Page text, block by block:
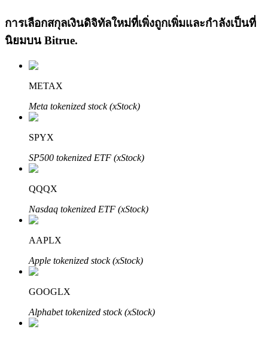
เรียนรู้ Staking
เรียนรู้เกี่ยวกับการสร้างรายได้แบบพาสซีฟ
การเลือกสกุลเงินดิจิทัลใหม่ที่เพิ่งถูกเพิ่มและกำลังเป็นที่
นิยมบน Bitrue.
METAX
Meta tokenized stock (xStock)
SPYX
SP500 tokenized ETF (xStock)
QQQX
Nasdaq tokenized ETF (xStock)
AAPLX
Apple tokenized stock (xStock)
GOOGLX
Alphabet tokenized stock (xStock)